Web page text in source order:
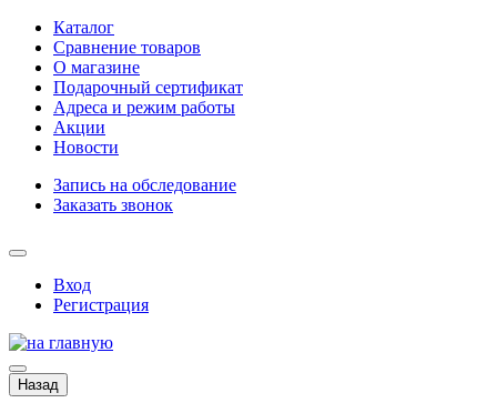
Каталог
Сравнение товаров
О магазине
Подарочный сертификат
Адреса и режим работы
Акции
Новости
Запись на обследование
Заказать звонок
Вход
Регистрация
Назад